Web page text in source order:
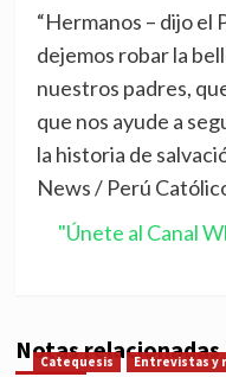
“Hermanos – dijo el
dejemos robar la
nuestros padres,
que nos ayude a
la historia de
News / Perú
"Únete al Canal
Notas relacionadas
Catequesis Entrevistas y